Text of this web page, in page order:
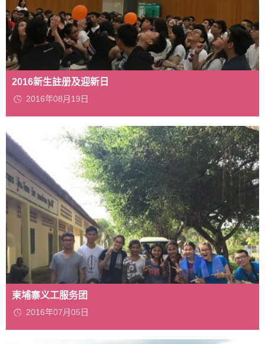
2016新生註册及迎新日
2016年08月19日
柬埔寨义工服务团
2016年07月05日